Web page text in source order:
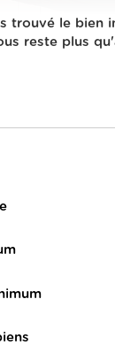
Duplex
trouvé le bien
reste plus